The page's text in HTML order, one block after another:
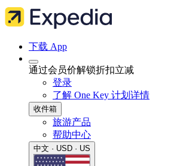
下载 App
通过会员价解锁折扣立减
登录
了解 One Key 计划详情
收件箱
旅游产品
帮助中心
中文 · USD · US